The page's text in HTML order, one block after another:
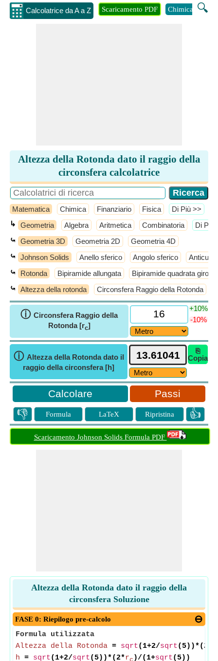
Calcolatrice da A a Z 🔍
Scaricamento PDF Chimica
Altezza della Rotonda dato il raggio della
circonsfera calcolatrice
Matematica Chimica Finanziario Fisica ​Di Più >>
↳ Geometria Algebra Aritmetica Combinatoria ​Di Più
⤿ Geometria 3D Geometria 2D Geometria 4D
⤿ Johnson Solids Anello sferico Angolo sferico Anticube
⤿ Rotonda Bipiramide allungata Bipiramide quadrata
⤿ Altezza della rotonda Circonsfera Raggio della Rotonda
ⓘ Circonsfera Raggio della
Rotonda [rc]
+10%
-10%
ⓘ Altezza della Rotonda dato il
raggio della circonsfera [h]
⎘
Copia
Passi
👎 Formula LaTeX Ripristina 👍
Scaricamento Johnson Solids Formula PDF
Altezza della Rotonda dato il raggio della
circonsfera Soluzione
FASE 0: Riepilogo pre-calcolo
Formula utilizzata
Altezza della Rotonda = sqrt(1+2/sqrt(5))*(2*
h = sqrt(1+2/sqrt(5))*(2*r )/(1+sqrt(5))